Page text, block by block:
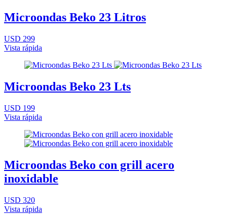
Microondas Beko 23 Litros
USD 299
Vista rápida
Microondas Beko 23 Lts
USD 199
Vista rápida
Microondas Beko con grill acero
inoxidable
USD 320
Vista rápida